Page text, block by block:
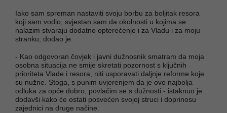
Iako sam spreman nastaviti svoju borbu za boljitak resora
koji sam vodio, svjestan sam da okolnosti u kojima se
nalazim stvaraju dodatno opterećenje i za Vladu i za moju
stranku, dodao je.
- Kao odgovoran čovjek i javni dužnosnik smatram da moja
osobna situacija ne smije skretati pozornost s ključnih
prioriteta Vlade i resora, niti usporavati daljnje reforme koje
su nužne. Stoga, s punim uvjerenjem da je ovo najbolja
odluka za opće dobro, povlačim se s dužnosti - istaknuo je
dodavši kako će ostati posvećen svojoj struci i doprinosu
zajednici na druge načine.